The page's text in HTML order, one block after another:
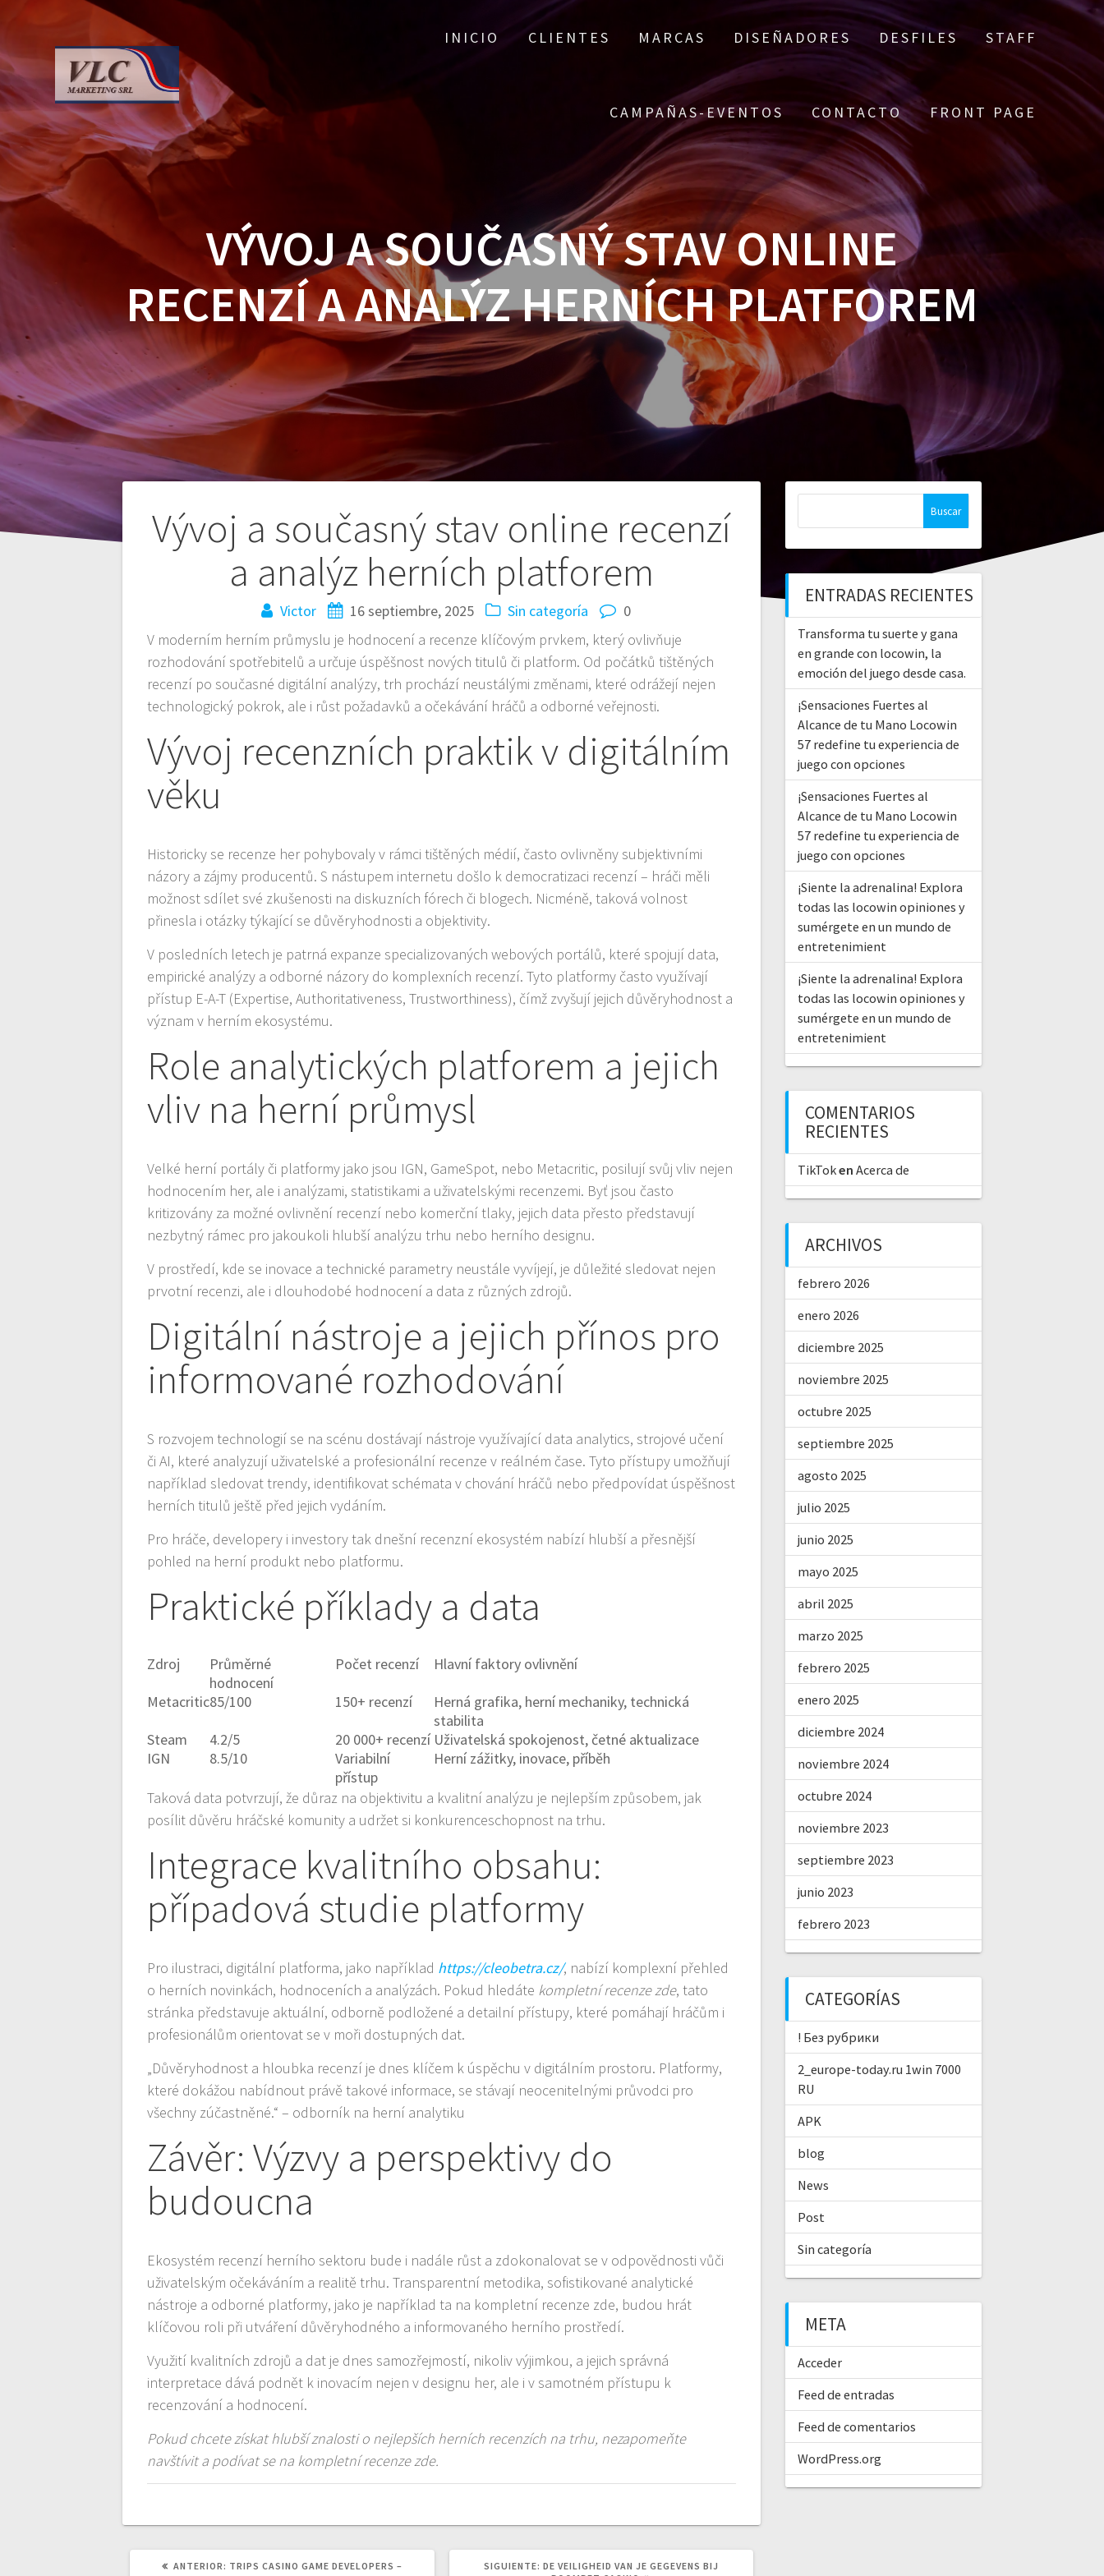
contenido
INICIO CLIENTES MARCAS DISEÑADORES DESFILES STAFF
CAMPAÑAS-EVENTOS CONTACTO FRONT PAGE
VÝVOJ A SOUČASNÝ STAV ONLINE
RECENZÍ A ANALÝZ HERNÍCH PLATFOREM
Vývoj a současný stav online recenzí
a analýz herních platforem
Victor 16 septiembre, 2025 Sin categoría
0
V moderním herním průmyslu je hodnocení a recenze klíčovým prvkem, který ovlivňuje
rozhodování spotřebitelů a určuje úspěšnost nových titulů či platform. Od počátků tištěných
recenzí po současné digitální analýzy, trh prochází neustálými změnami, které odrážejí nejen
technologický pokrok, ale i růst požadavků a očekávání hráčů a odborné veřejnosti.
Vývoj recenzních praktik v digitálním
věku
Historicky se recenze her pohybovaly v rámci tištěných médií, často ovlivněny subjektivními
názory a zájmy producentů. S nástupem internetu došlo k democratizaci recenzí – hráči měli
možnost sdílet své zkušenosti na diskuzních fórech či blogech. Nicméně, taková volnost
přinesla i otázky týkající se důvěryhodnosti a objektivity.
V posledních letech je patrná expanze specializovaných webových portálů, které spojují data,
empirické analýzy a odborné názory do komplexních recenzí. Tyto platformy často využívají
přístup E-A-T (Expertise, Authoritativeness, Trustworthiness), čímž zvyšují jejich důvěryhodnost a
význam v herním ekosystému.
Role analytických platforem a jejich
vliv na herní průmysl
Velké herní portály či platformy jako jsou IGN, GameSpot, nebo Metacritic, posilují svůj vliv nejen
hodnocením her, ale i analýzami, statistikami a uživatelskými recenzemi. Byť jsou často
kritizovány za možné ovlivnění recenzí nebo komerční tlaky, jejich data přesto představují
nezbytný rámec pro jakoukoli hlubší analýzu trhu nebo herního designu.
V prostředí, kde se inovace a technické parametry neustále vyvíjejí, je důležité sledovat nejen
prvotní recenzi, ale i dlouhodobé hodnocení a data z různých zdrojů.
Digitální nástroje a jejich přínos pro
informované rozhodování
S rozvojem technologií se na scénu dostávají nástroje využívající data analytics, strojové učení
či AI, které analyzují uživatelské a profesionální recenze v reálném čase. Tyto přístupy umožňují
například sledovat trendy, identifikovat schémata v chování hráčů nebo předpovídat úspěšnost
herních titulů ještě před jejich vydáním.
Pro hráče, developery i investory tak dnešní recenzní ekosystém nabízí hlubší a přesnější
pohled na herní produkt nebo platformu.
Praktické příklady a data
Zdroj
Průměrné
hodnocení
Počet recenzí
Hlavní faktory ovlivnění
Metacritic85/100 150+ recenzí
Herná grafika, herní mechaniky, technická
stabilita
Steam
4.2/5 20 000+ recenzí Uživatelská spokojenost, četné aktualizace
IGN
8.5/10
Variabilní
přístup
Herní zážitky, inovace, příběh
Taková data potvrzují, že důraz na objektivitu a kvalitní analýzu je nejlepším způsobem, jak
posílit důvěru hráčské komunity a udržet si konkurenceschopnost na trhu.
Integrace kvalitního obsahu:
případová studie platformy
Pro ilustraci, digitální platforma, jako například https://cleobetra.cz/, nabízí komplexní přehled
o herních novinkách, hodnoceních a analýzách. Pokud hledáte kompletní recenze zde, tato
stránka představuje aktuální, odborně podložené a detailní přístupy, které pomáhají hráčům i
profesionálům orientovat se v moři dostupných dat.
„Důvěryhodnost a hloubka recenzí je dnes klíčem k úspěchu v digitálním prostoru. Platformy,
které dokážou nabídnout právě takové informace, se stávají neocenitelnými průvodci pro
všechny zúčastněné.“ – odborník na herní analytiku
Závěr: Výzvy a perspektivy do
budoucna
Ekosystém recenzí herního sektoru bude i nadále růst a zdokonalovat se v odpovědnosti vůči
uživatelským očekáváním a realitě trhu. Transparentní metodika, sofistikované analytické
nástroje a odborné platformy, jako je například ta na kompletní recenze zde, budou hrát
klíčovou roli při utváření důvěryhodného a informovaného herního prostředí.
Využití kvalitních zdrojů a dat je dnes samozřejmostí, nikoliv výjimkou, a jejich správná
interpretace dává podnět k inovacím nejen v designu her, ale i v samotném přístupu k
recenzování a hodnocení.
Pokud chcete získat hlubší znalosti o nejlepších herních recenzích na trhu, nezapomeňte
navštívit a podívat se na kompletní recenze zde.
Navegación
entradas
ANTERIOR: POST
TRIPS CASINO GAME DEVELOPERS –
SIGUIENTE: SIGUIENTE
DE VEILIGHEID VAN JE GEGEVENS BIJ
ENTRADAS RECIENTES
Transforma tu suerte y gana
en grande con locowin, la
emoción del juego desde casa.
¡Sensaciones Fuertes al
Alcance de tu Mano Locowin
57 redefine tu experiencia de
juego con opciones
¡Sensaciones Fuertes al
Alcance de tu Mano Locowin
57 redefine tu experiencia de
juego con opciones
¡Siente la adrenalina! Explora
todas las locowin opiniones y
sumérgete en un mundo de
entretenimient
¡Siente la adrenalina! Explora
todas las locowin opiniones y
sumérgete en un mundo de
entretenimient
COMENTARIOS
RECIENTES
TikToken Acerca de
ARCHIVOS
febrero 2026
enero 2026
diciembre 2025
noviembre 2025
octubre 2025
septiembre 2025
agosto 2025
julio 2025
junio 2025
mayo 2025
abril 2025
marzo 2025
febrero 2025
enero 2025
diciembre 2024
noviembre 2024
octubre 2024
noviembre 2023
septiembre 2023
junio 2023
febrero 2023
CATEGORÍAS
! Без рубрики
2_europe-today.ru 1win 7000
RU
APK
blog
News
Post
Sin categoría
META
Acceder
Feed de entradas
Feed de comentarios
WordPress.org